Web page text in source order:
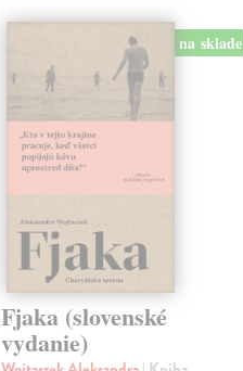
na sklade
Fjaka (slovenské
vydanie)